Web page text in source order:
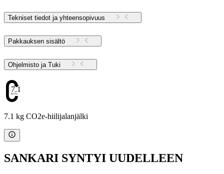
Tekniset tiedot ja yhteensopivuus
Pakkauksen sisältö
Ohjelmisto ja Tuki
7.1
7.1 kg CO2e-hiilijalanjälki
SANKARI SYNTYI UUDELLEEN